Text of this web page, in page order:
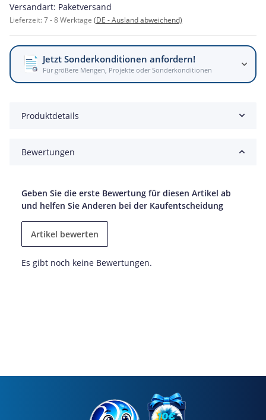
Versandart: Paketversand
Lieferzeit:7 - 8 Werktage (DE - Ausland abweichend)
Jetzt Sonderkonditionen anfordern!
Für größere Mengen, Projekte oder Sonderkonditionen
Produktdetails
Bewertungen
Geben Sie die erste Bewertung für diesen Artikel ab
und helfen Sie Anderen bei der Kaufentscheidung
Artikel bewerten
Es gibt noch keine Bewertungen.